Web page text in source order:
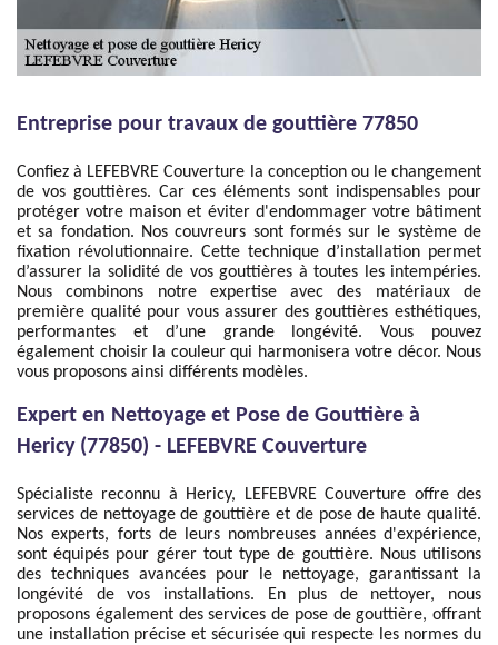
Entreprise pour travaux de gouttière 77850
Confiez à LEFEBVRE Couverture la conception ou le changement
de vos gouttières. Car ces éléments sont indispensables pour
protéger votre maison et éviter d'endommager votre bâtiment
et sa fondation. Nos couvreurs sont formés sur le système de
fixation révolutionnaire. Cette technique d’installation permet
d’assurer la solidité de vos gouttières à toutes les intempéries.
Nous combinons notre expertise avec des matériaux de
première qualité pour vous assurer des gouttières esthétiques,
performantes et d’une grande longévité. Vous pouvez
également choisir la couleur qui harmonisera votre décor. Nous
vous proposons ainsi différents modèles.
Expert en Nettoyage et Pose de Gouttière à
Hericy (77850) - LEFEBVRE Couverture
Spécialiste reconnu à Hericy, LEFEBVRE Couverture offre des
services de nettoyage de gouttière et de pose de haute qualité.
Nos experts, forts de leurs nombreuses années d'expérience,
sont équipés pour gérer tout type de gouttière. Nous utilisons
des techniques avancées pour le nettoyage, garantissant la
longévité de vos installations. En plus de nettoyer, nous
proposons également des services de pose de gouttière, offrant
une installation précise et sécurisée qui respecte les normes du